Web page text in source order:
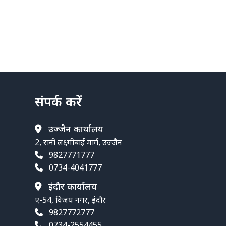
संपर्क करें
उज्जैन कार्यालय
2, रानी लक्ष्मीबाई मार्ग, उज्जैन
9827771777
0734-4041777
इंदौर कार्यालय
ए-54, विजय नगर, इंदौर
9827772777